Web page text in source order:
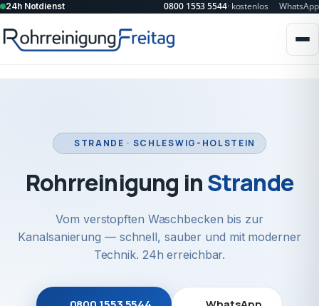
24h Notdienst 0800 1553 5544· kostenlos WhatsApp
STRANDE · SCHLESWIG-HOLSTEIN
Rohrreinigung inStrande
Vom verstopften Waschbecken bis zur
Kanalsanierung — schnell, sauber und mit moderner
Technik. 24h erreichbar.